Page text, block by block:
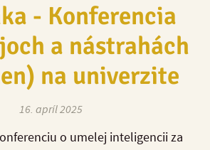
- Konferencia
a nástrahách
na univerzite
16. apríl 2025
o umelej inteligencii za